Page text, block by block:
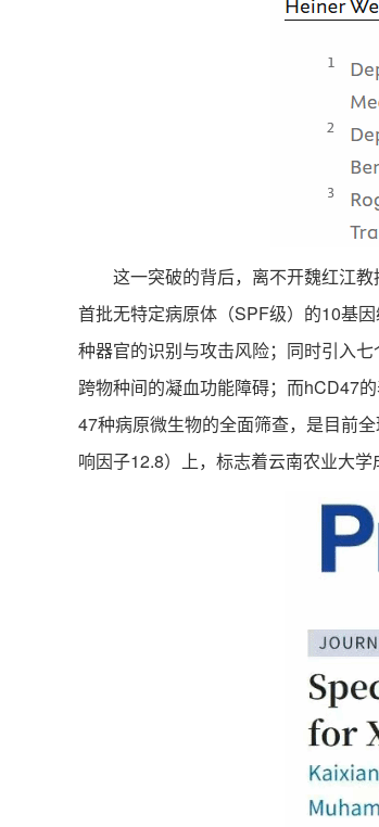
这一突破的背后，离不开魏红江教
首批无特定病原体（SPF级）的10基
种器官的识别与攻击风险；同时引入
跨物种间的凝血功能障碍；而hCD47
47种病原微生物的全面筛查，是目前
响因子12.8）上，标志着云南农业大